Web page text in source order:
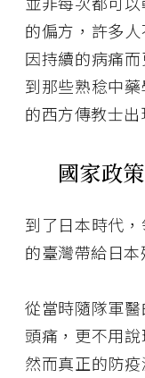
的偏方，許多
因持續的病痛
到那些熟稔中藥
的西方傳教士
國家政
到了日本時代，
的臺灣帶給日
從當時隨隊軍
頭痛，更不用
然而真正的防